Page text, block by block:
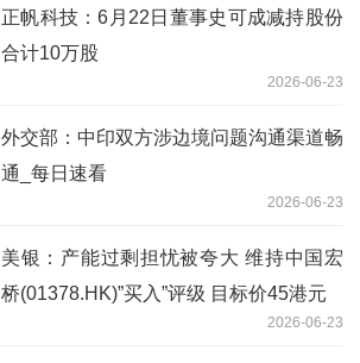
正帆科技：6月22日董事史可成减持股份
合计10万股
2026-06-23
外交部：中印双方涉边境问题沟通渠道畅
通_每日速看
2026-06-23
美银：产能过剩担忧被夸大 维持中国宏
桥(01378.HK)”买入”评级 目标价45港元
2026-06-23